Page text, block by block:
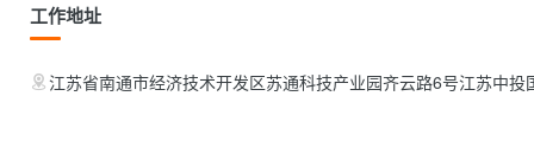
工作地址
江苏省南通市经济技术开发区苏通科技产业园齐云路6号江苏中投